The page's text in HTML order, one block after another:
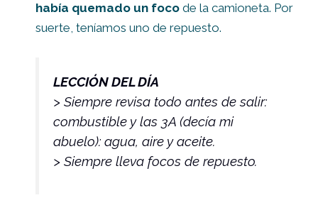
había quemado un foco de la camioneta. Por
suerte, teníamos uno de repuesto.
LECCIÓN DEL DÍA
> Siempre revisa todo antes de salir:
combustible y las 3A (decía mi
abuelo): agua, aire y aceite.
> Siempre lleva focos de repuesto.